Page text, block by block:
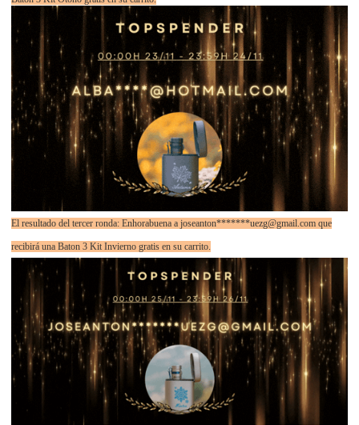
El resultado del tercer ronda: Enhorabuena a joseanton*******uezg@gmail.com que
recibirá una Baton 3 Kit Invierno gratis en su carrito.